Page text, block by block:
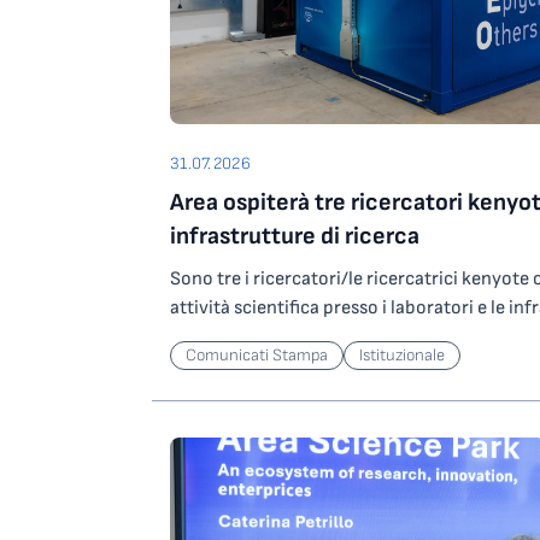
31.07.2026
Area ospiterà tre ricercatori
infrastrutture di ricerca
Sono tre i ricercatori/le ricercatrici kenyote
attività scientifica presso i laboratori e le
Science Park grazie a un contributo del
Ricerca che l’Ente ha ottenuto partecipando
nell’ambito degli investimenti del PNRR. In
potranno svolgere attività di ricerca presso
altamente specializzata per lo studio di
operando su ORFEO, centro per il calcolo
Comunicati Stampa Istituzionale